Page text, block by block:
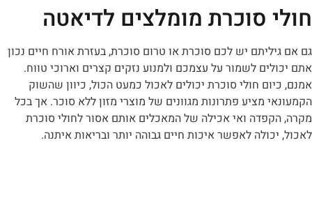
סוכרת מומלצים לדיאטה
יש לכם סוכרת או טרום סוכרת, בעזרת אורח חיים נכון
לשמור על עצמכם ולמנוע נזקים קצרים וארוכי טווח.
חולי סוכרת יכולים לאכול כמעט הכול, כיוון שהשוק
מציע פתרונות מגוונים של מוצרי מזון ללא סוכר. אך בכל
ואי אכילה של המאכלים אותם אסור לחולי סוכרת
לאפשר איכות חיים גבוהה יותר ובריאות איתנה.